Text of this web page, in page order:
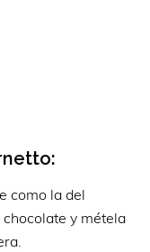
como la del
y métela